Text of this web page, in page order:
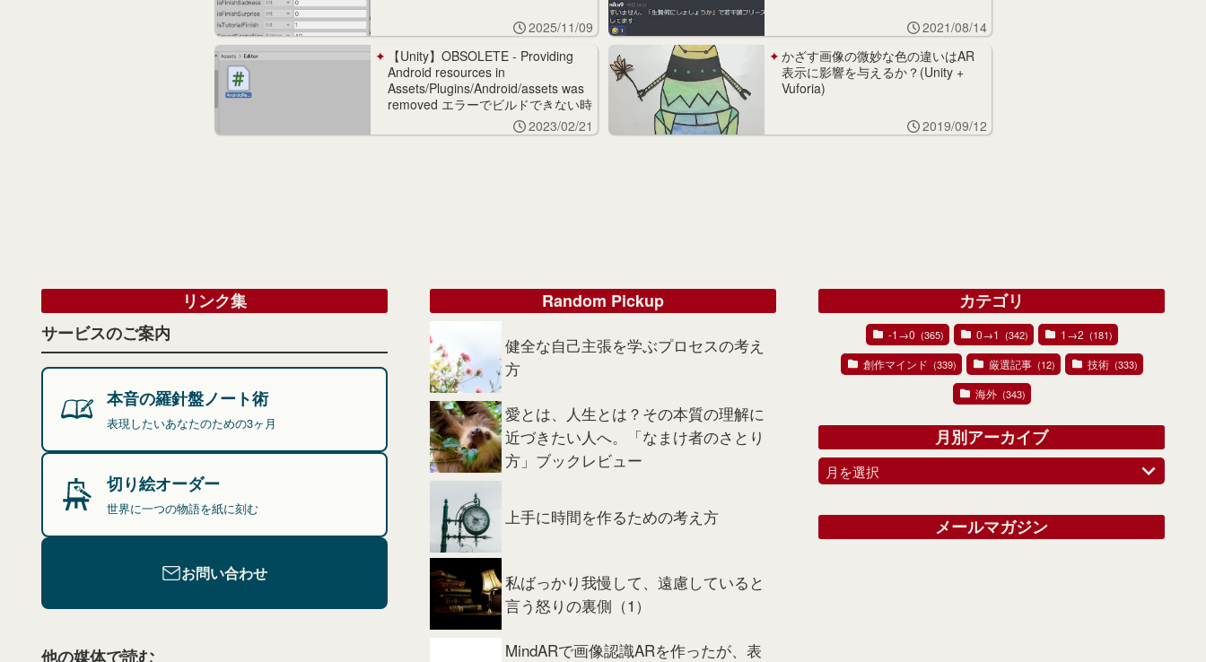
2025/11/09
2021/08/14
【Unity】OBSOLETE - Providing
Android resources in
Assets/Plugins/Android/assets was
removed エラーでビルドできない時
2023/02/21
かざす画像の微妙な色の違いはAR
表示に影響を与えるか？(Unity +
Vuforia)
2019/09/12
リンク集
サービスのご案内
本音の羅針盤ノート術
表現したいあなたのための3ヶ月
切り絵オーダー
世界に一つの物語を紙に刻む
お問い合わせ
他の媒体で読む
Random Pickup
健全な自己主張を学ぶプロセスの考え
方
愛とは、人生とは？その本質の理解に
近づきたい人へ。「なまけ者のさとり
方」ブックレビュー
上手に時間を作るための考え方
私ばっかり我慢して、遠慮していると
言う怒りの裏側（1）
MindARで画像認識ARを作ったが、表
カテゴリ
-1→0 (365) 0→1 (342) 1→2 (181)
創作マインド (339) 厳選記事 (12) 技術 (333)
海外 (343)
月別アーカイブ
月を選択
メールマガジン